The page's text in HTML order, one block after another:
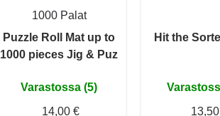
1000 Palat
Puzzle Roll Mat up to
1000 pieces Jig & Puz
Varastossa (5)
14,00 €
Hit the